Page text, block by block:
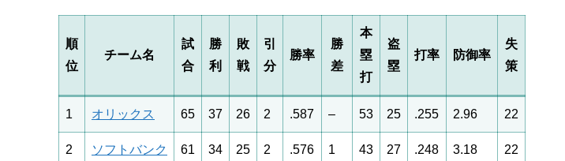
順
位
チーム名
試
合
勝
利
敗
戦
引
分
勝率
勝
差
本
塁
打
盗
塁
打率 防御率
失
策
1 オリックス 65 37 26 2 .587 – 53 25 .255 2.96 22
2 ソフトバンク 61 34 25 2 .576 1 43 27 .248 3.18 22